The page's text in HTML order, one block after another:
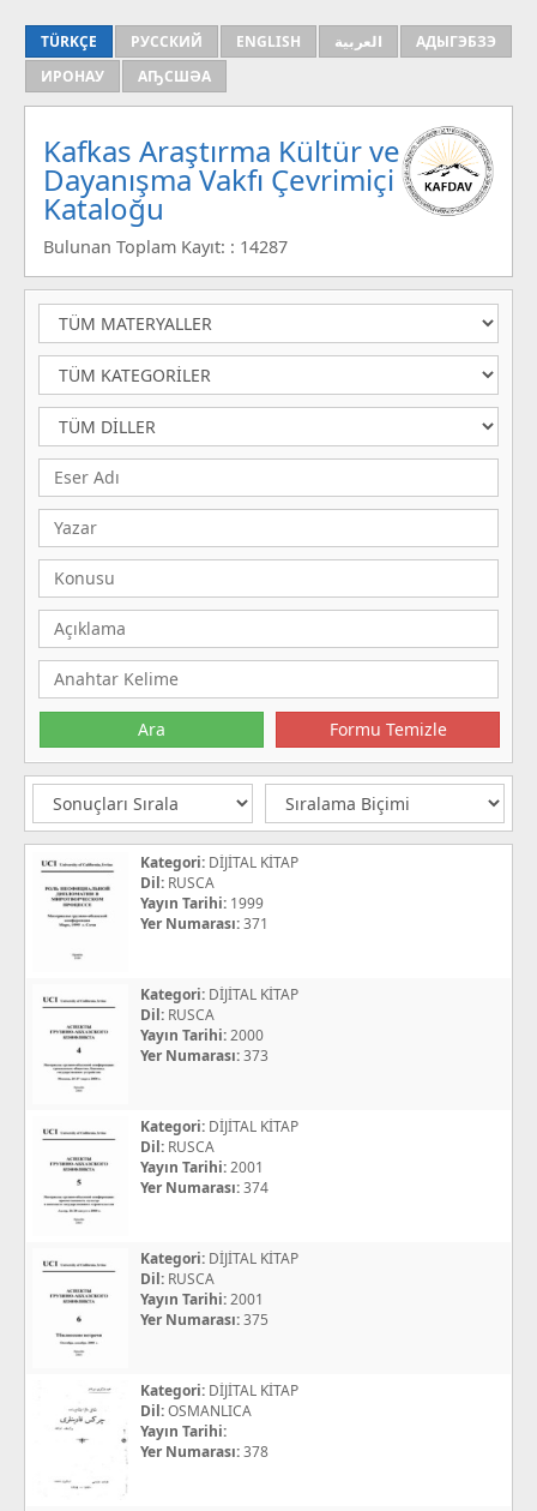
TÜRKÇE РУССКИЙ ENGLISH العربية
АДЫГЭБЗЭ
ИРОНАУ
АҦСШӘА
Kafkas Araştırma Kültür ve
Dayanışma Vakfı Çevrimiçi
Kataloğu
Bulunan Toplam Kayıt: : 14287
Kategori: DİJİTAL KİTAP
Dil: RUSCA
Yayın Tarihi: 1999
Yer Numarası:371
Kategori: DİJİTAL KİTAP
Dil: RUSCA
Yayın Tarihi:2000
Yer Numarası:373
Kategori: DİJİTAL KİTAP
Dil: RUSCA
Yayın Tarihi:2001
Yer Numarası:374
Kategori: DİJİTAL KİTAP
Dil: RUSCA
Yayın Tarihi:2001
Yer Numarası:375
Kategori: DİJİTAL KİTAP
Dil:OSMANLICA
Yayın Tarihi:
Yer Numarası:378